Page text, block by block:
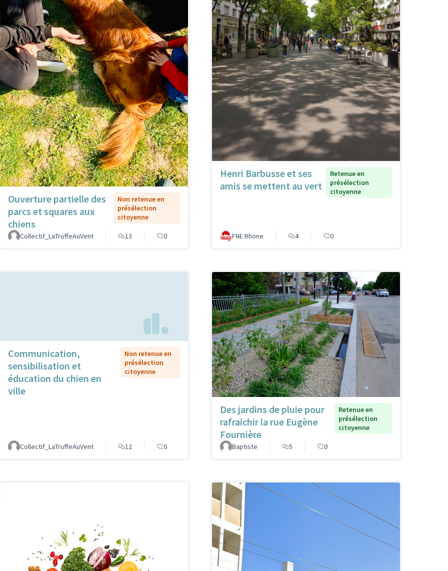
Ouverture partielle des
parcs et squares aux
chiens
Non retenue en
présélection
citoyenne
Collectif_LaTruffeAuVent 13 0
Henri Barbusse et ses
amis se mettent au vert
Retenue en
présélection
citoyenne
FNE Rhone 4 0
Communication,
sensibilisation et
éducation du chien en
ville
Non retenue en
présélection
citoyenne
Collectif_LaTruffeAuVent 12 0
Des jardins de pluie pour
rafraichir la rue Eugène
Fournière
Retenue en
présélection
citoyenne
Baptiste 5 0